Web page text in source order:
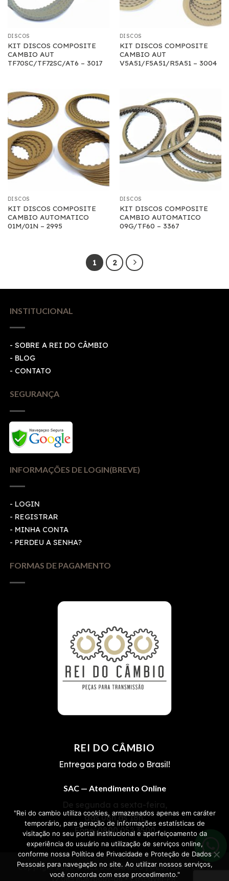
DISCOS
KIT DISCOS COMPOSITE
CAMBIO AUT
TF70SC/TF72SC/AT6 – 3017
DISCOS
KIT DISCOS COMPOSITE
CAMBIO AUT
V5A51/F5A51/R5A51 – 3004
DISCOS
KIT DISCOS COMPOSITE
CAMBIO AUTOMATICO
01M/01N – 2995
DISCOS
KIT DISCOS COMPOSITE
CAMBIO AUTOMATICO
09G/TF60 – 3367
1 2
INSTITUCIONAL
- SOBRE A REI DO CÂMBIO
- BLOG
- CONTATO
SEGURANÇA
INFORMAÇÕES DE LOGIN(BREVE)
- LOGIN
- REGISTRAR
- MINHA CONTA
- PERDEU A SENHA?
FORMAS DE PAGAMENTO
REI DO CÂMBIO
Entregas para todo o Brasil!
SAC — Atendimento Online
De segunda a sexta-feira,
das 08h às 18h.
Fone:0800 052 3500
Copyright 2026 ©REI DO CÂMBIO | OESTCAP• CNPJ
12.085.808/0001-06 • Cascavel-PR.
"Rei do cambio utiliza cookies, armazenados apenas em caráter
temporário, para geração de informações estatísticas de
visitação no seu portal institucional e aperfeiçoamento da
experiência do usuário na utilização de serviços online,
conforme nossa Política de Privacidade e Proteção de Dados
Pessoais para navegação no site. Ao utilizar nossos serviços,
você concorda com esse procedimento."